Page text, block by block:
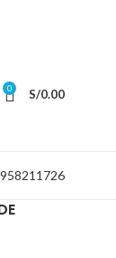
0 S/0.00